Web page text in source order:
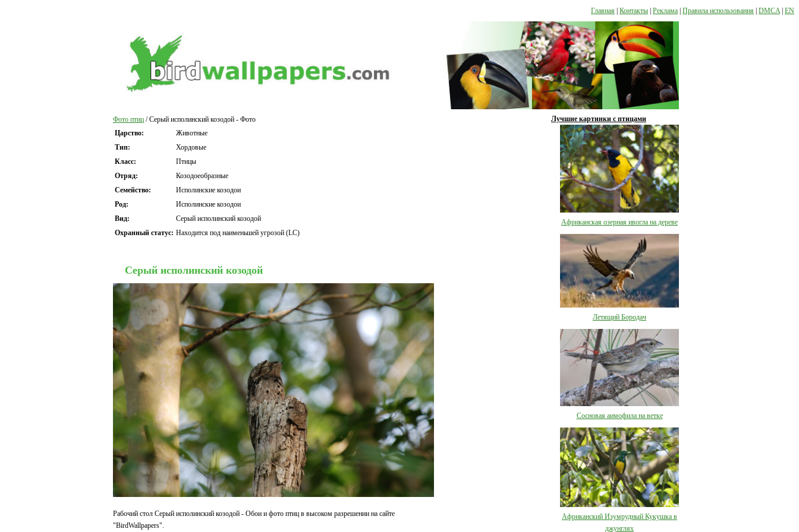
Главная Контакты Реклама Правила использования DMCA EN
Фото птиц / Серый исполинский козодой - Фото
Царство:
Животные
Тип:
Хордовые
Класс:
Птицы
Отряд:
Козодоеобразные
Семейство:
Исполинские козодои
Род:
Исполинские козодои
Вид:
Серый исполинский козодой
Охранный статус: Находится под наименьшей угрозой (LC)
Серый исполинский козодой
Рабочий стол Серый исполинский козодой - Обои и фото птиц в высоком разрешении на сайте
"BirdWallpapers".
Лучшие картинки с птицами
Африканская озерная ивогла на дереве
Летящий Бородач
Сосновая аимофила на ветке
Африканский Изумрудный Кукушка в
джунглях